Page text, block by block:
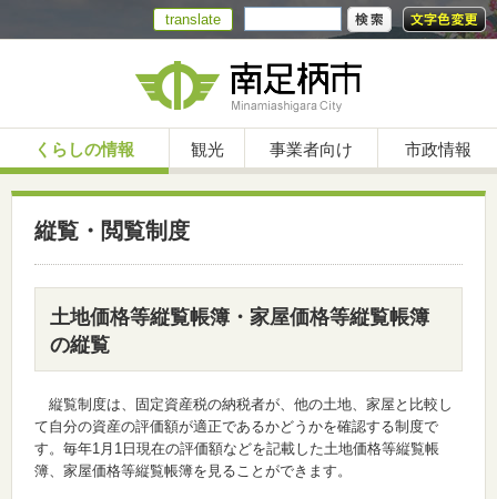
translate
くらしの情報 観光 事業者向け 市政情報
縦覧・閲覧制度
土地価格等縦覧帳簿・家屋価格等縦覧帳簿
の縦覧
縦覧制度は、固定資産税の納税者が、他の土地、家屋と比較し
て自分の資産の評価額が適正であるかどうかを確認する制度で
す。毎年1月1日現在の評価額などを記載した土地価格等縦覧帳
簿、家屋価格等縦覧帳簿を見ることができます。